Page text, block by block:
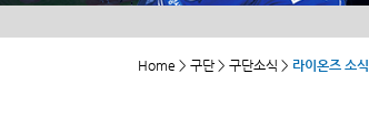
Home > 구단 > 구단소식 > 라이온즈 소식